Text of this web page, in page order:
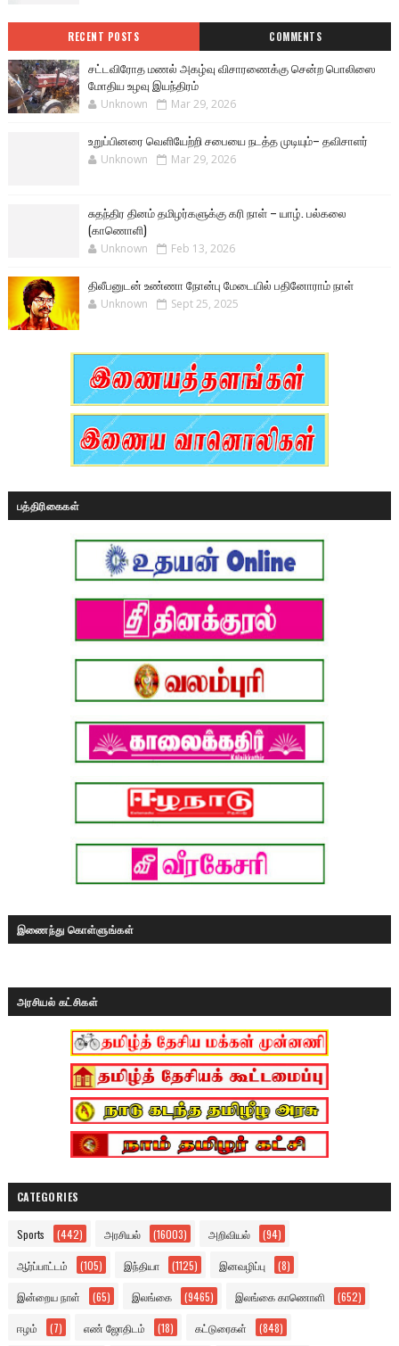
RECENT POSTS COMMENTS
சட்டவிரோத மணல் அகழ்வு விசாரணைக்கு சென்ற பொலிஸை
மோதிய உழவு இயந்திரம்
Unknown Mar 29, 2026
உறுப்பினரை வெளியேற்றி சபையை நடத்த முடியும்– தவிசாளர்
Unknown Mar 29, 2026
சுதந்திர தினம் தமிழர்களுக்கு கரி நாள் – யாழ். பல்கலை
(காணொளி)
Unknown Feb 13, 2026
திலீபனுடன் உண்ணா நோன்பு மேடையில் பதினோராம் நாள்
Unknown Sept 25, 2025
பத்திரிகைகள்
இணைந்து கொள்ளுங்கள்
அரசியல் கட்சிகள்
CATEGORIES
Sports (442) அரசியல் (16003) அறிவியல் (94)
ஆர்ப்பாட்டம் (105) இந்தியா (1125) இனவழிப்பு (8)
இன்றைய நாள் (65) இலங்கை (9465) இலங்கை காணொளி (652)
ஈழம் (7) எண் ஜோதிடம் (18) கட்டுரைகள் (848)